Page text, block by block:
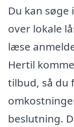
Du kan
over lokale
læse
Hertil
tilbud, så du
beslutning.